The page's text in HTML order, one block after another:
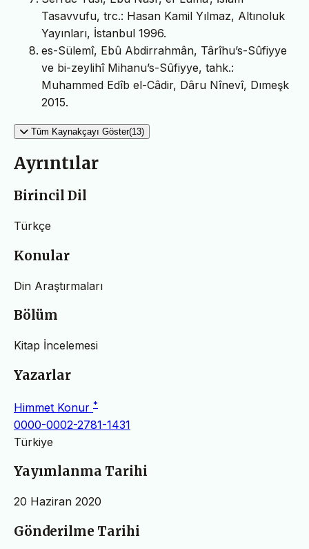
Tasavvufu, trc.: Hasan Kamil Yılmaz, Altınoluk
Yayınları, İstanbul 1996.
es-Sülemî, Ebû Abdirrahmân, Târîhu’s-Sûfiyye
ve bi-zeylihî Mihanu’s-Sûfiyye, tahk.:
Muhammed Edîb el-Câdir, Dâru Nînevî, Dımeşk
2015.
Tüm Kaynakçayı Göster(13)
Ayrıntılar
Birincil Dil
Türkçe
Konular
Din Araştırmaları
Bölüm
Kitap İncelemesi
Yazarlar
Himmet Konur *
0000-0002-2781-1431
Türkiye
Yayımlanma Tarihi
20 Haziran 2020
Gönderilme Tarihi